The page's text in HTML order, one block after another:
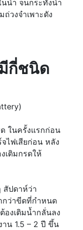
น้ำ จนกระทั่งน้ำ
วงจำเพาะดัง
กี่ชนิด
ในครั้งแรกก่อน
ไฟเสียก่อน หลัง
เติมกรดให้
สัปดาห์ว่า
กว่าขีดที่กำหนด
งเติมน้ำกลั่นลง
น 1.5 – 2 ปี ขึ้น